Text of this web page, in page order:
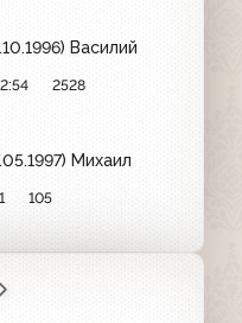
Василий
2528
Михаил
105